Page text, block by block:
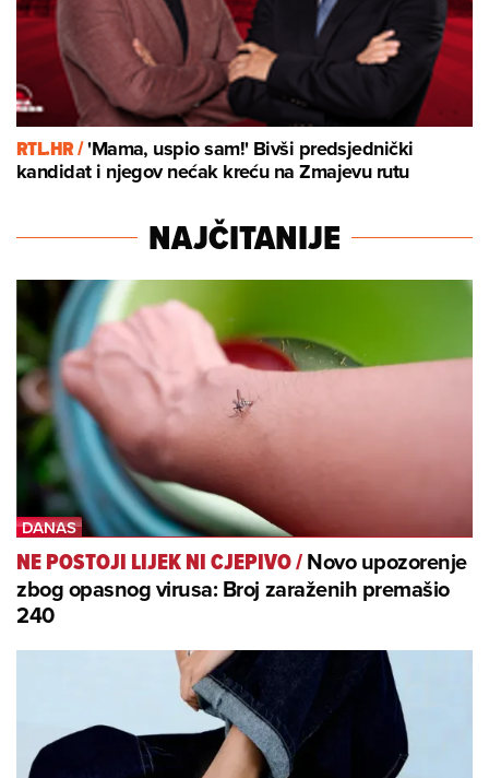
RTL.HR /'Mama, uspio sam!' Bivši predsjednički
kandidat i njegov nećak kreću na Zmajevu rutu
NAJČITANIJE
NE POSTOJI LIJEK NI CJEPIVO/Novo upozorenje
zbog opasnog virusa: Broj zaraženih premašio
240